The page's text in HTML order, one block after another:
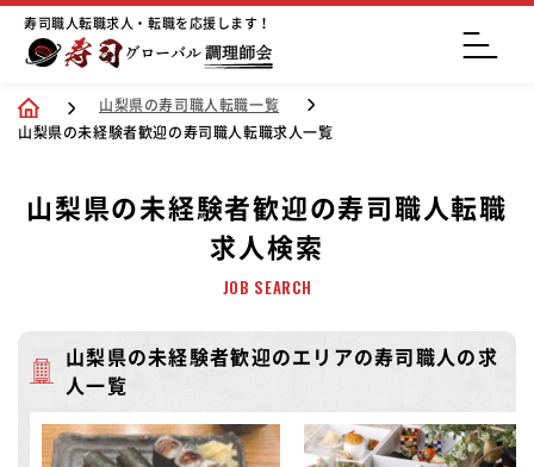
寿司職人転職求人・転職を応援します！
山梨県の寿司職人転職一覧
山梨県の未経験者歓迎の寿司職人転職求人一覧
山梨県の未経験者歓迎の寿司職人転職
求人検索
JOB SEARCH
山梨県の未経験者歓迎のエリアの寿司職人の求
人一覧